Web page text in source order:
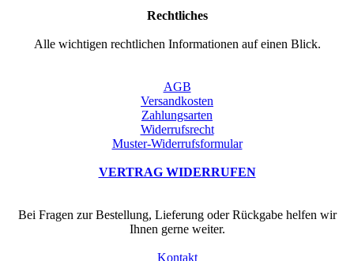
Rechtliches
Alle wichtigen rechtlichen Informationen auf einen Blick.
AGB
Versandkosten
Zahlungsarten
Widerrufsrecht
Muster-Widerrufsformular
VERTRAG WIDERRUFEN
Bei Fragen zur Bestellung, Lieferung oder Rückgabe helfen wir
Ihnen gerne weiter.
Kontakt